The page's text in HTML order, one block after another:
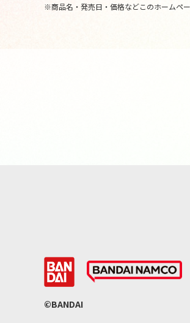
※商品名・発売日・価格などこのホームペ
©BANDAI